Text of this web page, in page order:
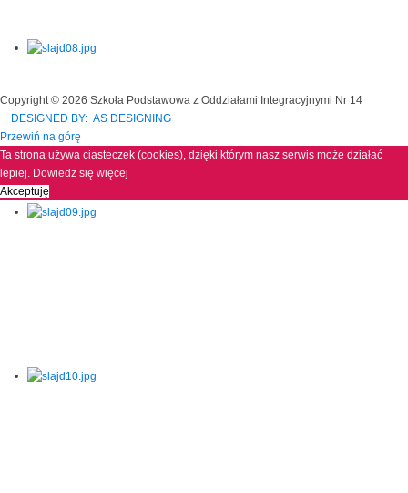
Copyright © 2026 Szkoła Podstawowa z Oddziałami Integracyjnymi Nr 14
DESIGNED BY: AS DESIGNING
Przewiń na górę
Ta strona używa ciasteczek (cookies), dzięki którym nasz serwis może działać
lepiej. Dowiedz się więcej
Akceptuję